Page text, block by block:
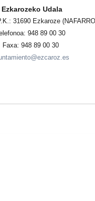
Ezkarozeko Udala
31690 Ezkaroze
948 89 00 30
Faxa: 948 89 00 30